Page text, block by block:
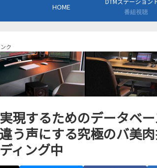
HOME
番組視聴
ク
現するためのデータベ
う声にする究極のバ美
ィング中